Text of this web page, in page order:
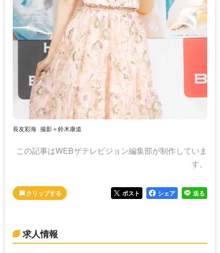
長友彩海 撮影＝鈴木康道
この記事はWEBザテレビジョン編集部が制作していま
す。
ポスト シェア 送る
求人情報